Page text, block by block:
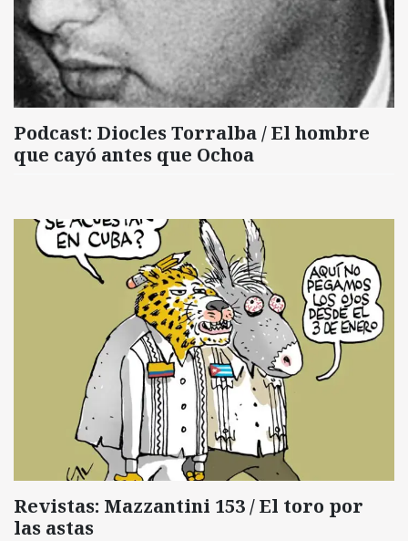
Podcast: Diocles Torralba / El hombre
que cayó antes que Ochoa
Revistas: Mazzantini 153 / El toro por
las astas